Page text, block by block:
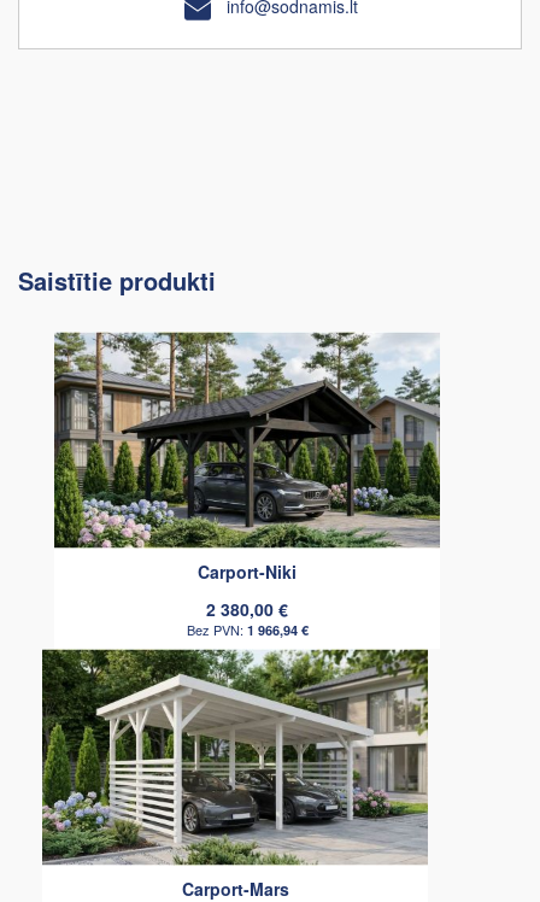
info@sodnamis.lt
Saistītie produkti
Carport-Niki
2 380,00 €
1 966,94 €
Carport-Mars